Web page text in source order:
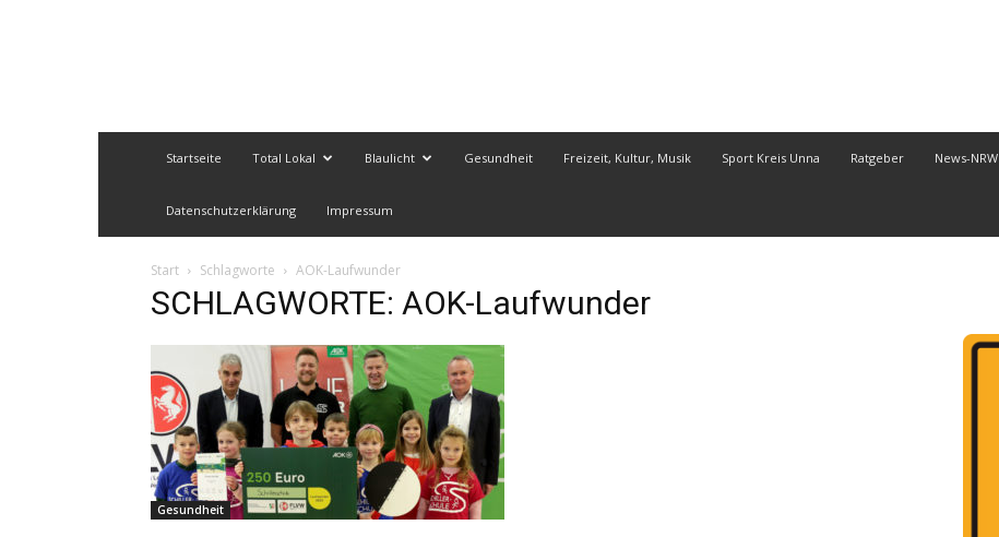
Startseite Total Lokal Blaulicht Gesundheit Freizeit, Kultur, Musik Sport Kreis Unna Ratgeber News-NRW
Datenschutzerklärung Impressum
Start Schlagworte AOK-Laufwunder
SCHLAGWORTE: AOK-Laufwunder
Gesundheit